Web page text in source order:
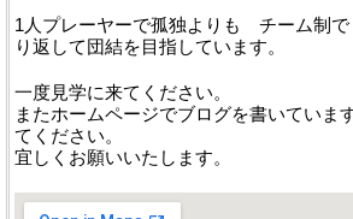
1人プレーヤーで孤独よりも チーム制で
り返して団結を目指しています。
一度見学に来てください。
またホームページでブログを書いてい
てください。
宜しくお願いいたします。